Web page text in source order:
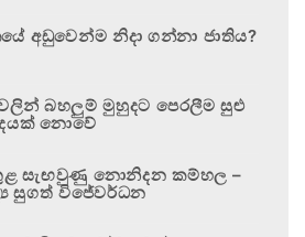
අඩුවෙන්ම නිදා ගන්නා ජාතිය?
බහලුම් මුහුදට පෙරලීම සුළු
නොවේ
සැඟවුණු නොනිදන කම්හල –
සුගත් විජේවර්ධන